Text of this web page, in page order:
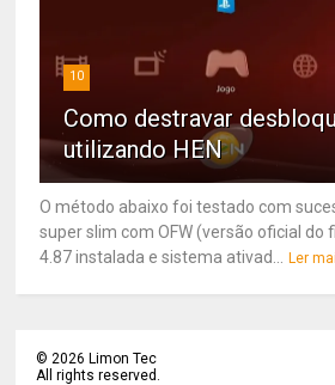
10
Como destravar
utilizando HEN
O método abaixo foi testado com
super slim com OFW (versão oficial
4.87 instalada e sistema ativad...
Ler
© 2026 Limon Tec
All rights reserved.